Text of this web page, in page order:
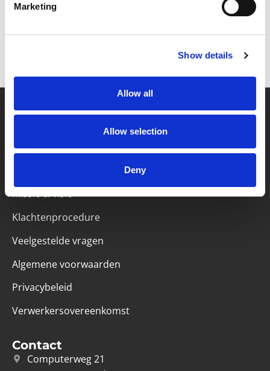
Marketing
Show details
Allow all
Allow selection
Deny
Partner van mentoren
Missie & visie
Klachtenprocedure
Veelgestelde vragen
Algemene voorwaarden
Privacybeleid
Verwerkersovereenkomst
Contact
Computerweg 21